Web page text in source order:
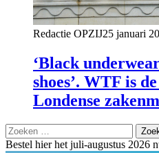
Redactie OPZIJ25 januari
‘Black
shoes’. WTF is
Londense
Zoeken
naar:
Bestel hier het juli-augustus 2026